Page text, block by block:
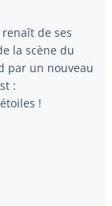
renaît de ses
la scène du
par un nouveau
:
!